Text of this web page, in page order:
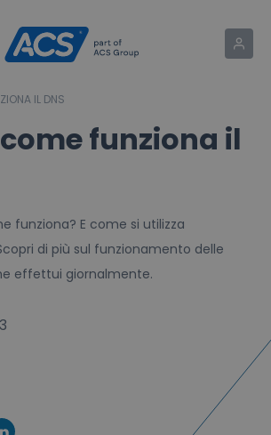
IL DNS
funziona il
funziona? E come si utilizza
di più sul funzionamento delle
effettui giornalmente.